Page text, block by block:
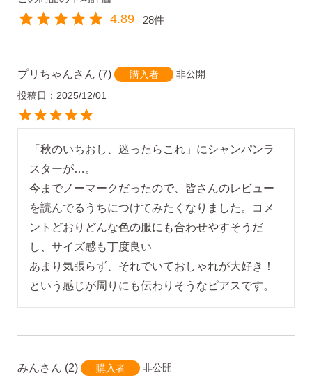
営業時間
平日 9:00〜17:00
AM10:00までの
即日発送
金属アレルギーが出た
4.89 28
プリちゃん 7 購入者
非公開
投稿日
2025/12/01
「秋のいちおし、迷ったらこれ」にシャンパンラ
スターが…。
今までノーマークだったので、皆さんのレビュー
を読んでるうちにつけてみたくなりました。コメ
ントどおりどんな色の服にも合わせやすそうだ
し、サイズ感も丁度良い
あまり気張らず、それでいておしゃれが大好き！
という感じが周りにも伝わりそうなピアスです。
みん 2 購入者
非公開